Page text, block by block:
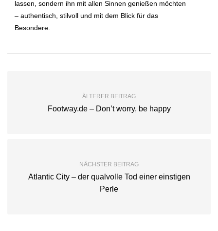
lassen, sondern ihn mit allen Sinnen genießen möchten
– authentisch, stilvoll und mit dem Blick für das
Besondere.
ÄLTERER BEITRAG
Footway.de – Don’t worry, be happy
NÄCHSTER BEITRAG
Atlantic City – der qualvolle Tod einer einstigen
Perle